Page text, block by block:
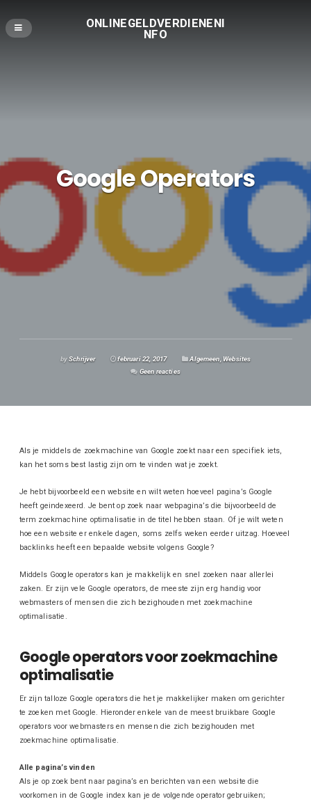
ONLINEGELDVERDIENENI
NFO
Google Operators
bySchrijver februari 22, 2017 Algemeen,Websites
Geen reacties
Als je middels de zoekmachine van Google zoekt naar een specifiek iets,
kan het soms best lastig zijn om te vinden wat je zoekt.
Je hebt bijvoorbeeld een website en wilt weten hoeveel pagina’s Google
heeft geindexeerd. Je bent op zoek naar webpagina’s die bijvoorbeeld de
term zoekmachine optimalisatie in de titel hebben staan. Of je wilt weten
hoe een website er enkele dagen, soms zelfs weken eerder uitzag. Hoeveel
backlinks heeft een bepaalde website volgens Google?
Middels Google operators kan je makkelijk en snel zoeken naar allerlei
zaken. Er zijn vele Google operators, de meeste zijn erg handig voor
webmasters of mensen die zich bezighouden met zoekmachine
optimalisatie.
Google operators voor zoekmachine
optimalisatie
Er zijn talloze Google operators die het je makkelijker maken om gerichter
te zoeken met Google. Hieronder enkele van de meest bruikbare Google
operators voor webmasters en mensen die zich bezighouden met
zoekmachine optimalisatie.
Alle pagina’s vinden
Als je op zoek bent naar pagina’s en berichten van een website die
voorkomen in de Google index kan je de volgende operator gebruiken;